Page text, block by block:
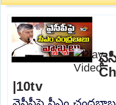
|10tv